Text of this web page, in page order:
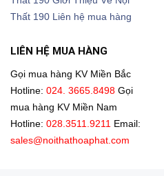
Thất 190 Liên hệ mua hàng
LIÊN HỆ MUA HÀNG
Gọi mua hàng KV Miền Bắc
Hotline: 024. 3665.8498 Gọi
mua hàng KV Miền Nam
Hotline: 028.3511.9211 Email:
sales@noithathoaphat.com